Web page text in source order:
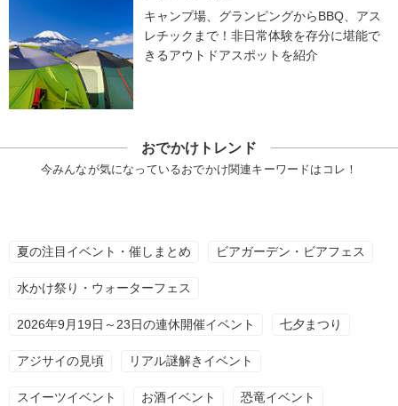
キャンプ場、グランピングからBBQ、アス
レチックまで！非日常体験を存分に堪能で
きるアウトドアスポットを紹介
おでかけトレンド
今みんなが気になっているおでかけ関連キーワードはコレ！
夏の注目イベント・催しまとめ ビアガーデン・ビアフェス
水かけ祭り・ウォーターフェス
2026年9月19日～23日の連休開催イベント 七夕まつり
アジサイの見頃 リアル謎解きイベント
スイーツイベント お酒イベント 恐竜イベント